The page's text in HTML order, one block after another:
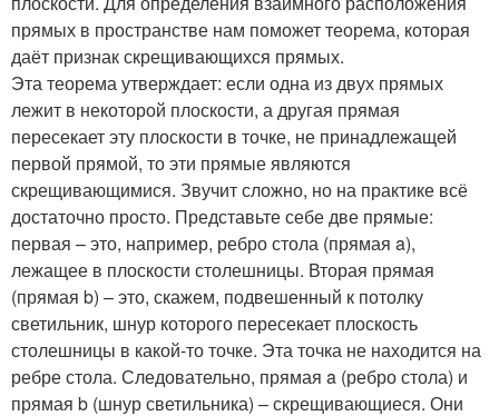
прямых в пространстве нам поможет теорема, которая
даёт признак скрещивающихся прямых.
Эта теорема утверждает: если одна из двух прямых
лежит в некоторой плоскости, а другая прямая
пересекает эту плоскости в точке, не принадлежащей
первой прямой, то эти прямые являются
скрещивающимися. Звучит сложно, но на практике всё
достаточно просто. Представьте себе две прямые:
первая – это, например, ребро стола (прямая a),
лежащее в плоскости столешницы. Вторая прямая
(прямая b) – это, скажем, подвешенный к потолку
светильник, шнур которого пересекает плоскость
столешницы в какой-то точке. Эта точка не находится на
ребре стола. Следовательно, прямая a (ребро стола) и
прямая b (шнур светильника) – скрещивающиеся. Они